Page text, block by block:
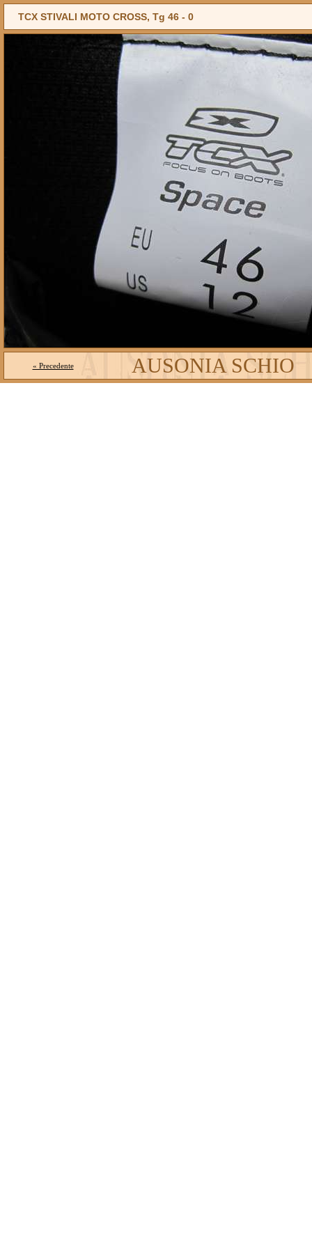
TCX STIVALI MOTO CROSS, Tg 46 - 0
« Precedente AUSONIA SCHIO